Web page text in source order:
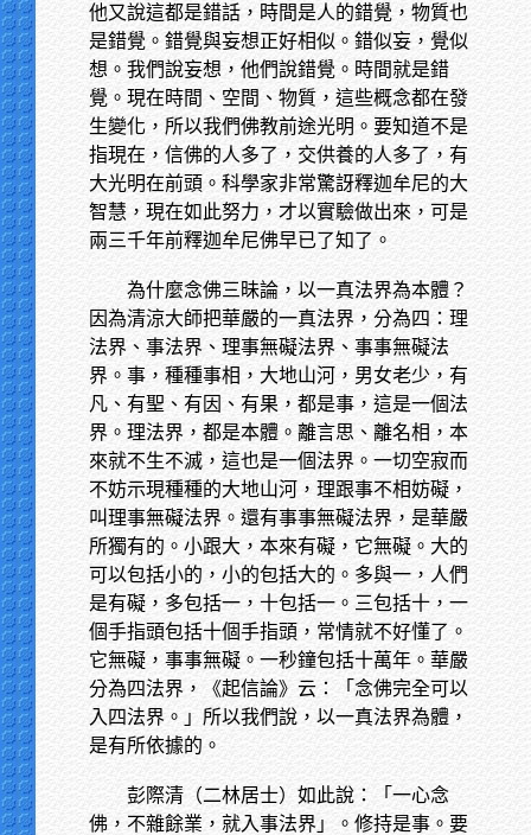
他又說這都是錯話，時間是人的錯覺，物質也
是錯覺。錯覺與妄想正好相似。錯似妄，覺似
想。我們說妄想，他們說錯覺。時間就是錯
覺。現在時間、空間、物質，這些概念都在發
生變化，所以我們佛教前途光明。要知道不是
指現在，信佛的人多了，交供養的人多了，有
大光明在前頭。科學家非常驚訝釋迦牟尼的大
智慧，現在如此努力，才以實驗做出來，可是
兩三千年前釋迦牟尼佛早已了知了。
為什麼念佛三昧論，以一真法界為本體？
因為清涼大師把華嚴的一真法界，分為四：理
法界、事法界、理事無礙法界、事事無礙法
界。事，種種事相，大地山河，男女老少，有
凡、有聖、有因、有果，都是事，這是一個法
界。理法界，都是本體。離言思、離名相，本
來就不生不滅，這也是一個法界。一切空寂而
不妨示現種種的大地山河，理跟事不相妨礙，
叫理事無礙法界。還有事事無礙法界，是華嚴
所獨有的。小跟大，本來有礙，它無礙。大的
可以包括小的，小的包括大的。多與一，人們
是有礙，多包括一，十包括一。三包括十，一
個手指頭包括十個手指頭，常情就不好懂了。
它無礙，事事無礙。一秒鐘包括十萬年。華嚴
分為四法界，《起信論》云：「念佛完全可以
入四法界。」所以我們說，以一真法界為體，
是有所依據的。
彭際清（二林居士）如此說：「一心念
佛，不雜餘業，就入事法界」。修持是事。要